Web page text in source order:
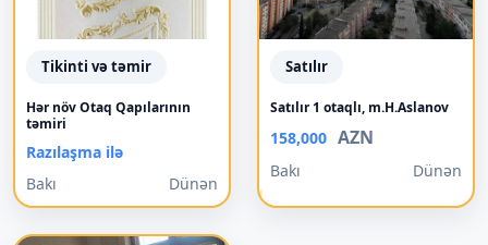
Tikinti və təmir
Hər növ Otaq Qapılarının
təmiri
Razılaşma ilə
Bakı
Dünən
Satılır
Satılır 1 otaqlı, m.H.Aslanov
158,000 AZN
Bakı Dünən